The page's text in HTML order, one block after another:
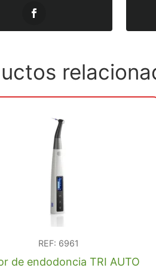
REF: 6961
de endodoncia TRI AUTO